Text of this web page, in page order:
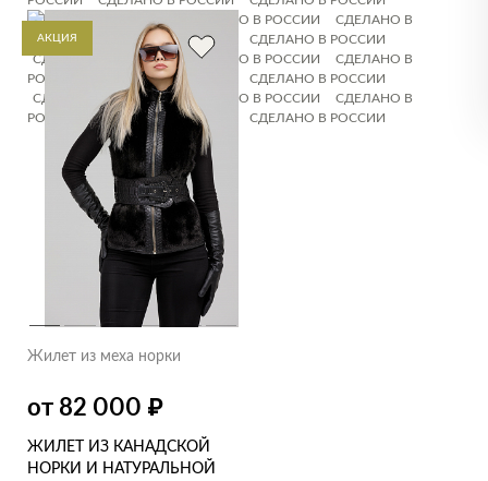
СДЕЛАНО В РОССИИ
СДЕЛАНО В РОССИИ
СДЕЛАНО В
РОССИИ
СДЕЛАНО В РОССИИ
СДЕЛАНО В РОССИИ
СДЕЛАНО В РОССИИ
СДЕЛАНО В РОССИИ
СДЕЛАНО В
РОССИИ
СДЕЛАНО В РОССИИ
СДЕЛАНО В РОССИИ
СДЕЛАНО В РОССИИ
СДЕЛАНО В РОССИИ
СДЕЛАНО В
РОССИИ
СДЕЛАНО В РОССИИ СДЕЛАНО В РОССИИ
АКЦИЯ
Жилет из меха норки
от 82 000 ₽
ЖИЛЕТ ИЗ КАНАДСКОЙ
НОРКИ И НАТУРАЛЬНОЙ